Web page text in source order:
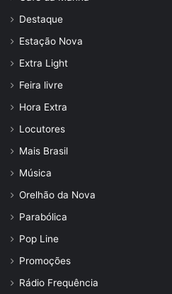
Destaque
Estação Nova
Extra Light
Feira livre
Hora Extra
Locutores
Mais Brasil
Música
Orelhão da Nova
Parabólica
Pop Line
Promoções
Rádio Frequência